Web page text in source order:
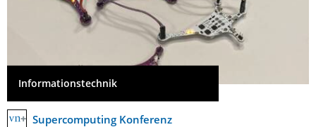
Informationstechnik
Supercomputing Konferenz